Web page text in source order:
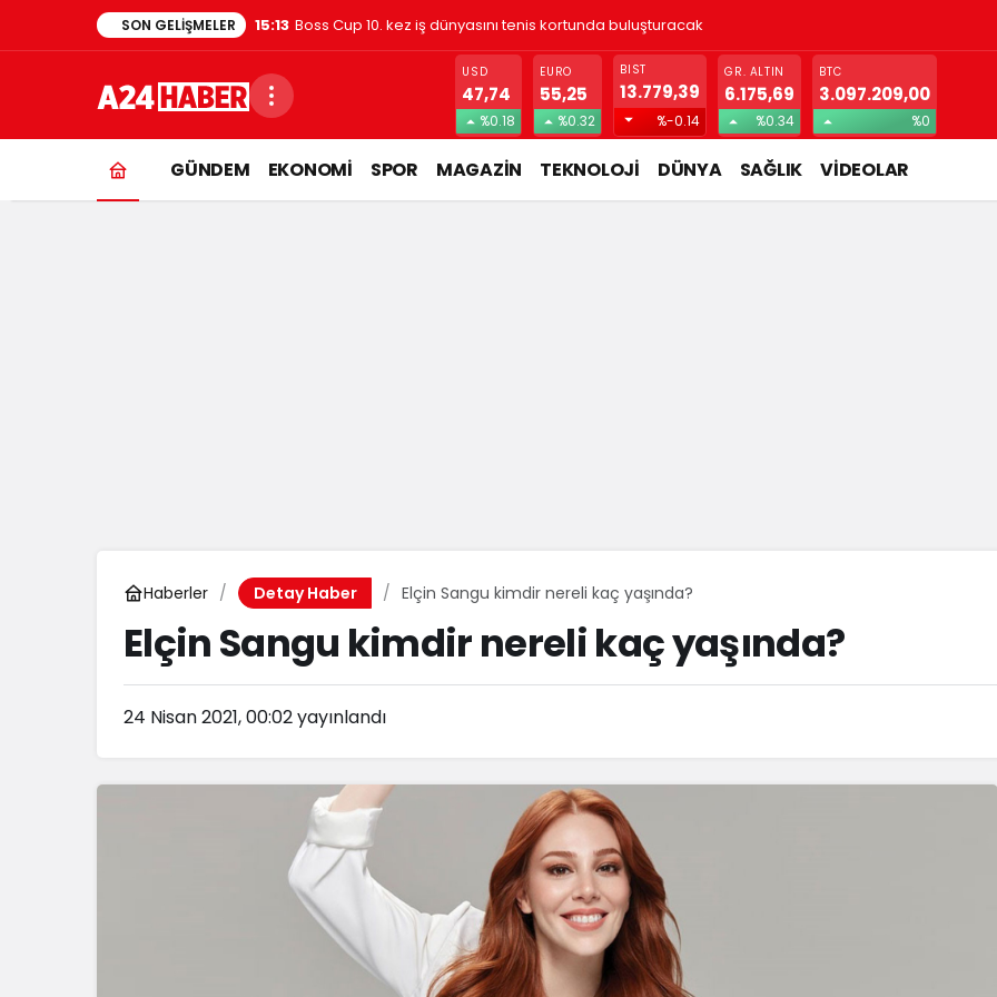
SON GELIŞMELER 15:13 Boss Cup 10. kez iş dünyasını tenis kortunda buluşturacak
USD
47,74
%0.18
EURO
55,25
%0.32
BIST
13.779,39
%-0.14
GR. ALTIN
6.175,69
%0.34
BTC
3.097.209,00
%0
GÜNDEM EKONOMİ SPOR MAGAZİN TEKNOLOJİ DÜNYA SAĞLIK VİDEOLAR
Haberler Detay Haber Elçin Sangu kimdir nereli kaç yaşında?
Elçin Sangu kimdir nereli kaç yaşında?
24 Nisan 2021, 00:02yayınlandı